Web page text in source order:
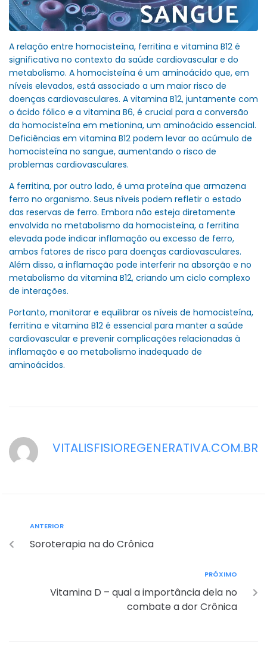
A relação entre homocisteína, ferritina e vitamina B12 é
significativa no contexto da saúde cardiovascular e do
metabolismo. A homocisteína é um aminoácido que, em
níveis elevados, está associado a um maior risco de
doenças cardiovasculares. A vitamina B12, juntamente com
o ácido fólico e a vitamina B6, é crucial para a conversão
da homocisteína em metionina, um aminoácido essencial.
Deficiências em vitamina B12 podem levar ao acúmulo de
homocisteína no sangue, aumentando o risco de
problemas cardiovasculares.
A ferritina, por outro lado, é uma proteína que armazena
ferro no organismo. Seus níveis podem refletir o estado
das reservas de ferro. Embora não esteja diretamente
envolvida no metabolismo da homocisteína, a ferritina
elevada pode indicar inflamação ou excesso de ferro,
ambos fatores de risco para doenças cardiovasculares.
Além disso, a inflamação pode interferir na absorção e no
metabolismo da vitamina B12, criando um ciclo complexo
de interações.
Portanto, monitorar e equilibrar os níveis de homocisteína,
ferritina e vitamina B12 é essencial para manter a saúde
cardiovascular e prevenir complicações relacionadas à
inflamação e ao metabolismo inadequado de
aminoácidos.
VITALISFISIOREGENERATIVA.COM.BR
ANTERIOR
Soroterapia na do Crônica
PRÓXIMO
Vitamina D – qual a importância dela no
combate a dor Crônica